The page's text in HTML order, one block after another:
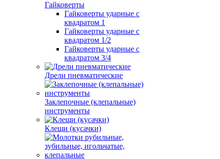
Гайковерты
Гайковерты ударные с
квадратом 1
Гайковерты ударные с
квадратом 1/2
Гайковерты ударные с
квадратом 3/4
Дрели пневматические
Заклепочные (клепальные)
инструменты
Клещи (кусачки)